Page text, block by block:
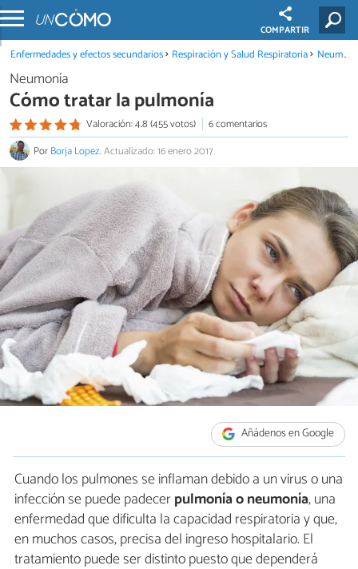
COMPARTIR
Enfermedades y efectos secundarios Respiración y Salud Respiratoria Neumonía
Neumonía
Cómo tratar la pulmonía
Valoración: 4.8 (455 votos)
6 comentarios
PorBorja Lopez.Actualizado: 16 enero 2017
Añádenos en Google
Cuando los pulmones se inflaman debido a un virus o una
infección se puede padecerpulmonía o neumonía, una
enfermedad que dificulta la capacidad respiratoria y que,
en muchos casos, precisa del ingreso hospitalario. El
tratamiento puede ser distinto puesto que dependerá